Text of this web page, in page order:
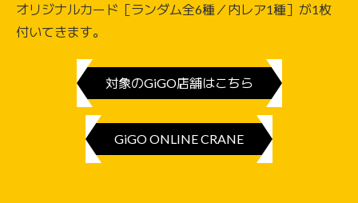
オリジナルカード［ランダム全6種／内レア1種］が1枚
付いてきます。
対象のGiGO店舗はこちら
GiGO ONLINE CRANE